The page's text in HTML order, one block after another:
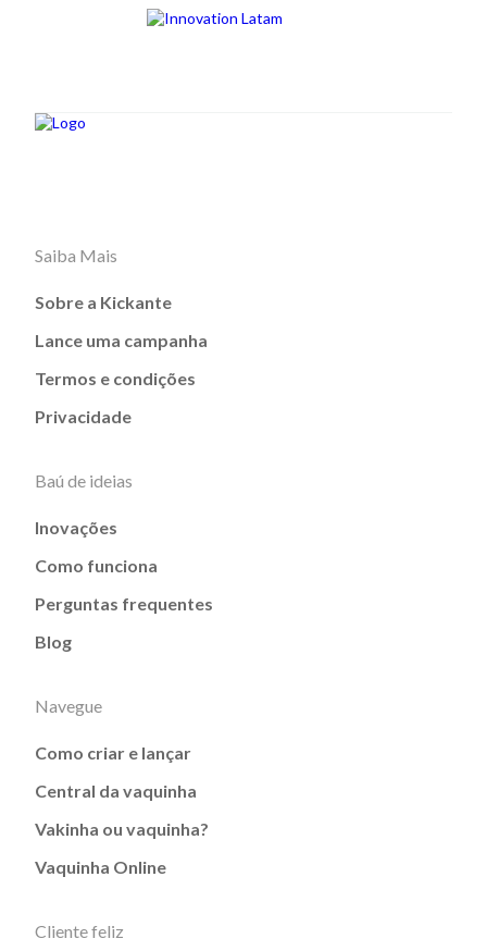
Saiba Mais
Sobre a Kickante
Lance uma campanha
Termos e condições
Privacidade
Baú de ideias
Inovações
Como funciona
Perguntas frequentes
Blog
Navegue
Como criar e lançar
Central da vaquinha
Vakinha ou vaquinha?
Vaquinha Online
Cliente feliz